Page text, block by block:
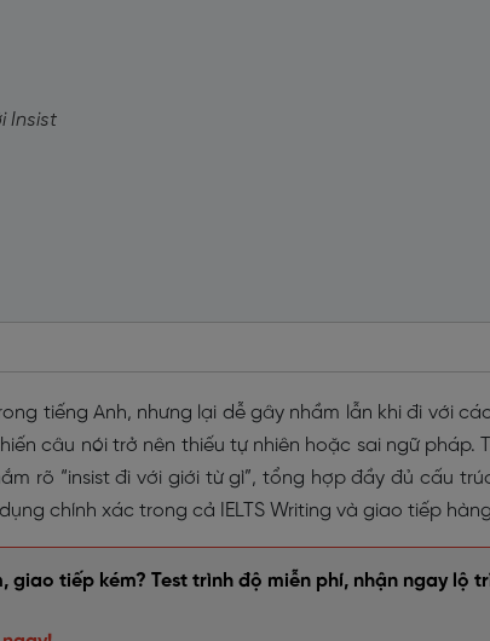
Insist
tiếng Anh, nhưng lại dễ gây nhầm lẫn khi đi với
câu nói trở nên thiếu tự nhiên hoặc sai ngữ pháp.
rõ “insist đi với giới từ gì”, tổng hợp đầy đủ cấu
chính xác trong cả IELTS Writing và giao tiếp
giao tiếp kém? Test trình độ miễn phí, nhận ngay lộ